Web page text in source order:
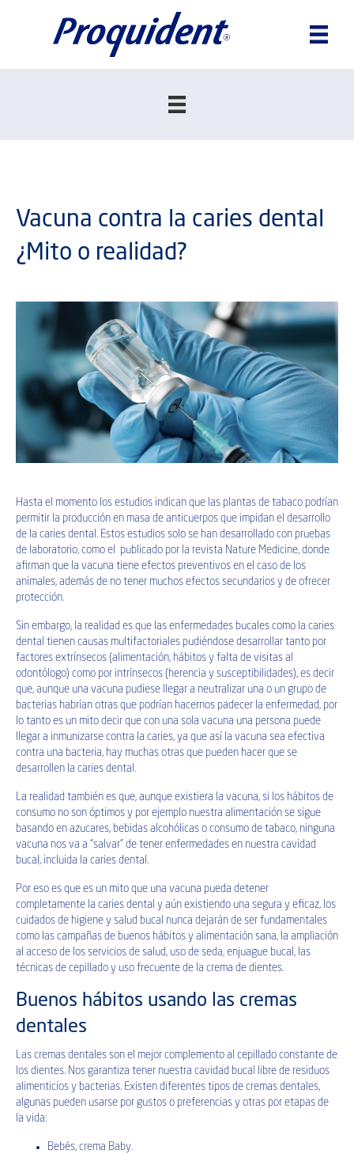
Vacuna contra la caries dental
¿Mito o realidad?
Hasta el momento los estudios indican que las plantas de tabaco podrían
permitir la producción en masa de anticuerpos que impidan el desarrollo
de la caries dental. Estos estudios solo se han desarrollado con pruebas
de laboratorio, como el publicado por la revista Nature Medicine, donde
afirman que la vacuna tiene efectos preventivos en el caso de los
animales, además de no tener muchos efectos secundarios y de ofrecer
protección.
Sin embargo, la realidad es que las enfermedades bucales como la caries
dental tienen causas multifactoriales pudiéndose desarrollar tanto por
factores extrínsecos (alimentación, hábitos y falta de visitas al
odontólogo) como por intrínsecos (herencia y susceptibilidades), es decir
que, aunque una vacuna pudiese llegar a neutralizar una o un grupo de
bacterias habrían otras que podrían hacernos padecer la enfermedad, por
lo tanto es un mito decir que con una sola vacuna una persona puede
llegar a inmunizarse contra la caries, ya que así la vacuna sea efectiva
contra una bacteria, hay muchas otras que pueden hacer que se
desarrollen la caries dental.
La realidad también es que, aunque existiera la vacuna, si los hábitos de
consumo no son óptimos y por ejemplo nuestra alimentación se sigue
basando en azucares, bebidas alcohólicas o consumo de tabaco, ninguna
vacuna nos va a “salvar” de tener enfermedades en nuestra cavidad
bucal, incluida la caries dental.
Por eso es que es un mito que una vacuna pueda detener
completamente la caries dental y aún existiendo una segura y eficaz, los
cuidados de higiene y salud bucal nunca dejarán de ser fundamentales
como las campañas de buenos hábitos y alimentación sana, la ampliación
al acceso de los servicios de salud, uso de seda, enjuague bucal, las
técnicas de cepillado y uso frecuente de la crema de dientes.
Buenos hábitos usando las cremas
dentales
Las cremas dentales son el mejor complemento al cepillado constante de
los dientes. Nos garantiza tener nuestra cavidad bucal libre de residuos
alimenticios y bacterias. Existen diferentes tipos de cremas dentales,
algunas pueden usarse por gustos o preferencias y otras por etapas de
la vida:
Bebés, crema Baby.